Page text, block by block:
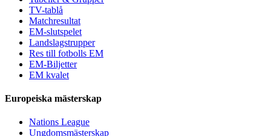
TV-tablå
Matchresultat
EM-slutspelet
Landslagstrupper
Res till fotbolls EM
EM-Biljetter
EM kvalet
Europeiska mästerskap
Nations League
Ungdomsmästerskap